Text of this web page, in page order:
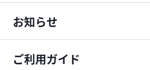
お知らせ
ご利用ガイド